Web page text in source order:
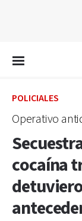
POLICIALES
Operativo
cocaína